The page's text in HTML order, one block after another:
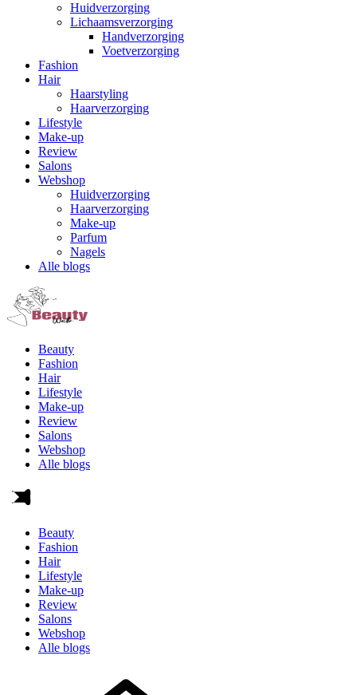
Huidverzorging
Lichaamsverzorging
Handverzorging
Voetverzorging
Fashion
Hair
Haarstyling
Haarverzorging
Lifestyle
Make-up
Review
Salons
Webshop
Huidverzorging
Haarverzorging
Make-up
Parfum
Nagels
Alle blogs
Beauty
Fashion
Hair
Lifestyle
Make-up
Review
Salons
Webshop
Alle blogs
Beauty
Fashion
Hair
Lifestyle
Make-up
Review
Salons
Webshop
Alle blogs